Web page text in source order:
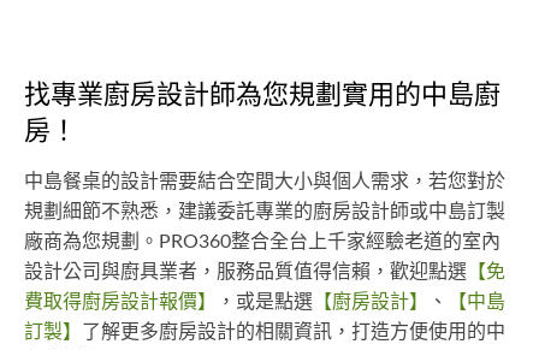
找專業廚房設計師為您規劃實用的中島廚
房！
中島餐桌的設計需要結合空間大小與個人需求，若您對於
規劃細節不熟悉，建議委託專業的廚房設計師或中島訂製
廠商為您規劃。PRO360整合全台上千家經驗老道的室內
設計公司與廚具業者，服務品質值得信賴，歡迎點選 【免
費取得廚房設計報價】
，或是點選 【廚房設計】 、
【中島
訂製】
了解更多廚房設計的相關資訊，打造方便使用的中